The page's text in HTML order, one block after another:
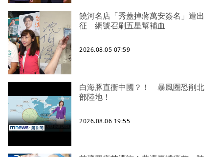
饒河名店「秀蓋掉蔣萬安簽名」遭出
征 網號召刷五星幫補血
2026.08.05 07:59
白海豚直衝中國？！ 暴風圈恐削北
部陸地！
2026.08.06 19:55